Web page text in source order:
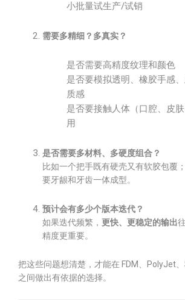
小批量试生产/试销
需要多精细？多真实？
是否需要高精度纹理和颜色
是否要模拟透明、橡胶手感
质感
是否要接触人体（口腔、皮
用
是否需要多材料、多硬度组合？
比如一个把手既有硬壳又有软胶包覆
要牙龈和牙齿一体成型。
预计会有多少个版本迭代？
如果迭代频繁， 更快、更稳定的输出
精度更重要。
把这些问题想清楚，才能在 FDM、PolyJet
之间做出有依据的选择。